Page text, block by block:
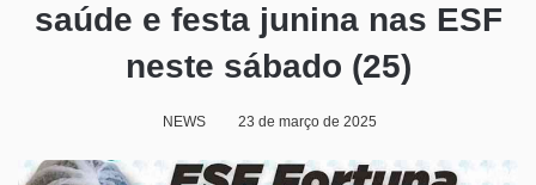
saúde e festa junina nas ESF
neste sábado (25)
NEWS 23 de março de 2025